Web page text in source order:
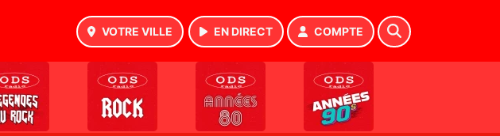
VOTRE VILLE EN DIRECT COMPTE